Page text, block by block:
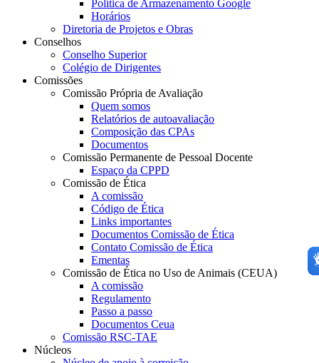
Política de Armazenamento Google
Horários
Diretoria de Projetos e Obras
Conselhos
Conselho Superior
Colégio de Dirigentes
Comissões
Comissão Própria de Avaliação
Quem somos
Relatórios de autoavaliação
Composição das CPAs
Documentos
Comissão Permanente de Pessoal Docente
Espaço da CPPD
Comissão de Ética
A comissão
Código de Ética
Links importantes
Documentos Comissão de Ética
Contato Comissão de Ética
Ementas
Comissão de Ética no Uso de Animais (CEUA)
A comissão
Regulamento
Passo a passo
Documentos Ceua
Comissão RSC-TAE
Núcleos